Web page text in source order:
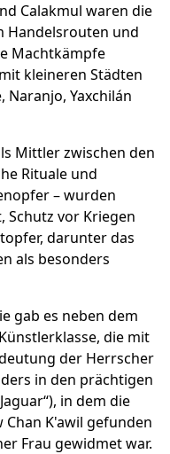
Calakmul waren die
Handelsrouten und
Machtkämpfe
kleineren Städten
Naranjo, Yaxchilán
Mittler zwischen den
Rituale und
– wurden
vor Kriegen
darunter das
als besonders
gab es neben dem
die mit
der Herrscher
in den prächtigen
in dem die
K'awil gefunden
Frau gewidmet war.